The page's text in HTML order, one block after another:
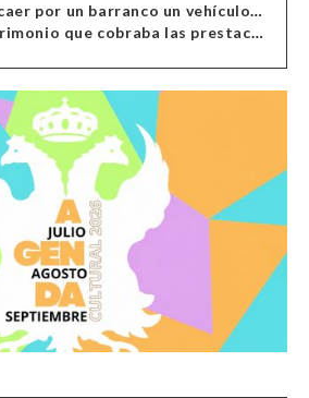
Cinco heridos al caer por un barranco un vehículo en Alcolea
Detenido un matrimonio que cobraba las prestaciones de ilegales en Almería, Granada, Málaga, Huelva y Murcia